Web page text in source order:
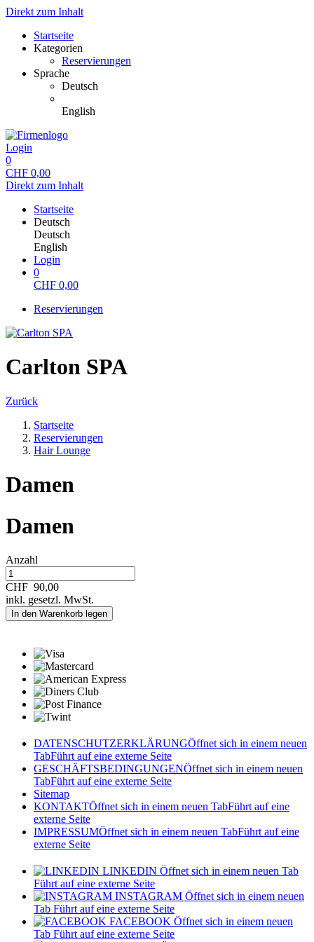
Direkt zum Inhalt
Startseite
Kategorien
Reservierungen
Sprache
Deutsch
English
Login
0
CHF 0,00
Direkt zum Inhalt
Startseite
Deutsch
Deutsch
English
Login
0
CHF 0,00
Reservierungen
Carlton SPA
Zurück
Startseite
Reservierungen
Hair Lounge
Damen
Damen
Anzahl
CHF 90,00
inkl. gesetzl. MwSt.
In den Warenkorb legen
DATENSCHUTZERKLÄRUNGÖffnet sich in einem neuen
TabFührt auf eine externe Seite
GESCHÄFTSBEDINGUNGENÖffnet sich in einem neuen
TabFührt auf eine externe Seite
Sitemap
KONTAKTÖffnet sich in einem neuen TabFührt auf eine
externe Seite
IMPRESSUMÖffnet sich in einem neuen TabFührt auf eine
externe Seite
LINKEDIN Öffnet sich in einem neuen Tab
Führt auf eine externe Seite
INSTAGRAM Öffnet sich in einem neuen
Tab Führt auf eine externe Seite
FACEBOOK Öffnet sich in einem neuen
Tab Führt auf eine externe Seite